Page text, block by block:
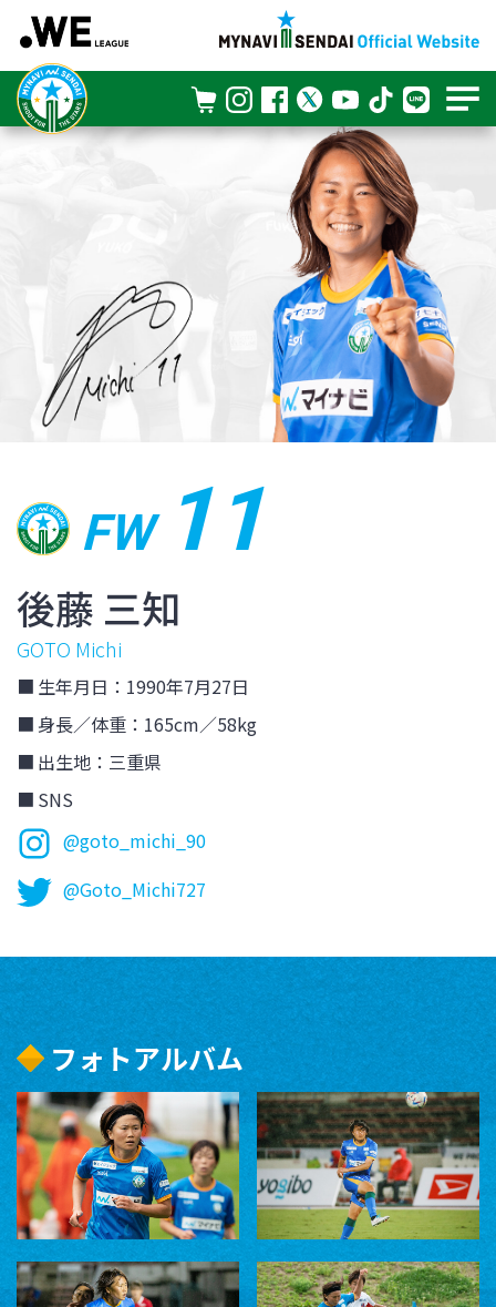
FW 11
後藤 三知
GOTO Michi
生年月日：1990年7月27日
身長／体重：165cm／58kg
出生地：三重県
SNS
@goto_michi_90
@Goto_Michi727
フォトアルバム